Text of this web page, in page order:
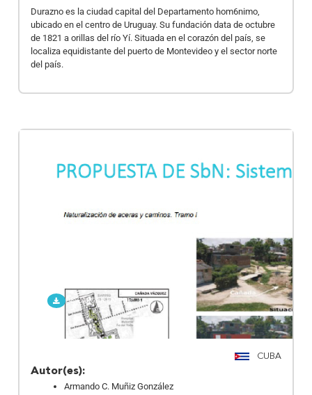
Durazno es la ciudad capital del Departamento hom6nimo,
ubicado en el centro de Uruguay. Su fundación data de octubre
de 1821 a orillas del río Yí. Situada en el corazón del país, se
localiza equidistante del puerto de Montevideo y el sector norte
del país.
DESCARGAR EN PDF
CUBA
Autor(es):
Armando C. Muñiz González